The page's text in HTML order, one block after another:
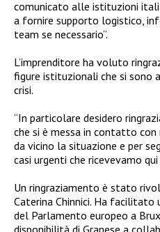
comunicato alle istituzioni
a fornire supporto logistico,
team se necessario”.
L’imprenditore ha voluto
figure istituzionali che si
crisi.
“In particolare desidero
che si è messa in contatto con
da vicino la situazione e per
casi urgenti che ricevevamo qui
Un ringraziamento è stato
Caterina Chinnici. Ha
del Parlamento europeo a